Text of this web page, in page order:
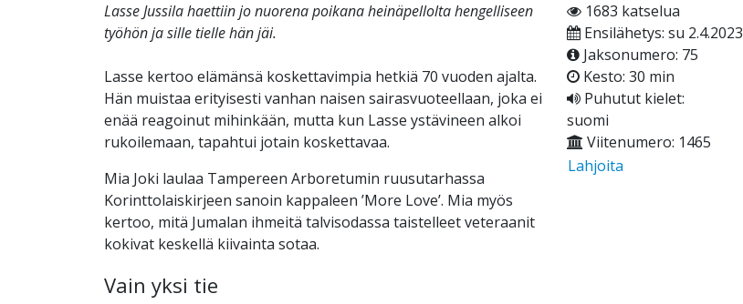
Lasse Jussila haettiin jo nuorena poikana heinäpellolta hengelliseen
työhön ja sille tielle hän jäi.
Lasse kertoo elämänsä koskettavimpia hetkiä 70 vuoden ajalta.
Hän muistaa erityisesti vanhan naisen sairasvuoteellaan, joka ei
enää reagoinut mihinkään, mutta kun Lasse ystävineen alkoi
rukoilemaan, tapahtui jotain koskettavaa.
Mia Joki laulaa Tampereen Arboretumin ruusutarhassa
Korinttolaiskirjeen sanoin kappaleen ’More Love’. Mia myös
kertoo, mitä Jumalan ihmeitä talvisodassa taistelleet veteraanit
kokivat keskellä kiivainta sotaa.
Vain yksi tie
1683 katselua
Ensilähetys: su 2.4.2023
Jaksonumero: 75
Kesto: 30 min
Puhutut kielet:
suomi
Viitenumero: 1465
Lahjoita